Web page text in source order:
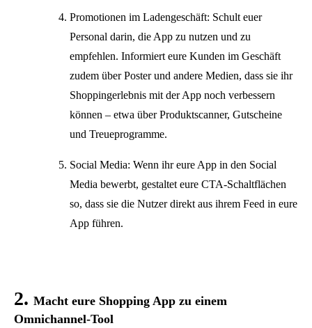
Promotionen im Ladengeschäft: Schult euer
Personal darin, die App zu nutzen und zu
empfehlen. Informiert eure Kunden im Geschäft
zudem über Poster und andere Medien, dass sie ihr
Shoppingerlebnis mit der App noch verbessern
können – etwa über Produktscanner, Gutscheine
und Treueprogramme.
Social Media: Wenn ihr eure App in den Social
Media bewerbt, gestaltet eure CTA-Schaltflächen
so, dass sie die Nutzer direkt aus ihrem Feed in eure
App führen.
2. Macht eure Shopping App zu einem
Omnichannel-Tool